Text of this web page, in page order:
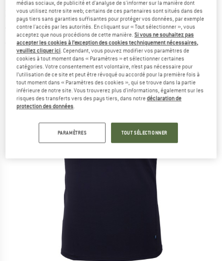
2117 OF SWEDEN -Women's Alken S/S Top - T-
shirt technique
(0)
médias sociaux, de publicité et d'analyse de s'informer sur la manière dont
vous utilisez notre site web; certains de ces partenaires sont situés dans des
pays tiers sans garanties suffisantes pour protéger vos données, par exemple
contre l'accès par les autorités. En cliquant sur « Tout sélectionner », vous
acceptez que nous procédions de cette manière.Si vous ne souhaitez pas
accepter les cookies à l’exception des cookies techniquement nécessaires,
veuillez cliquer ici. Cependant, vous pouvez modifier vos paramètres de
cookies à tout moment dans « Paramètres » et sélectionner certaines
catégories. Votre consentement est volontaire, n’est pas nécessaire pour
l’utilisation de ce site et peut être révoqué ou accordé pour la première fois à
tout moment dans « Paramètres des cookies », qui se trouve dans la partie
inférieure de notre site. Vous trouverez plus d'informations, également sur les
risques des transferts vers des pays tiers, dans notredéclaration de
protection des données.
PARAMÈTRES TOUT SÉLECTIONNER